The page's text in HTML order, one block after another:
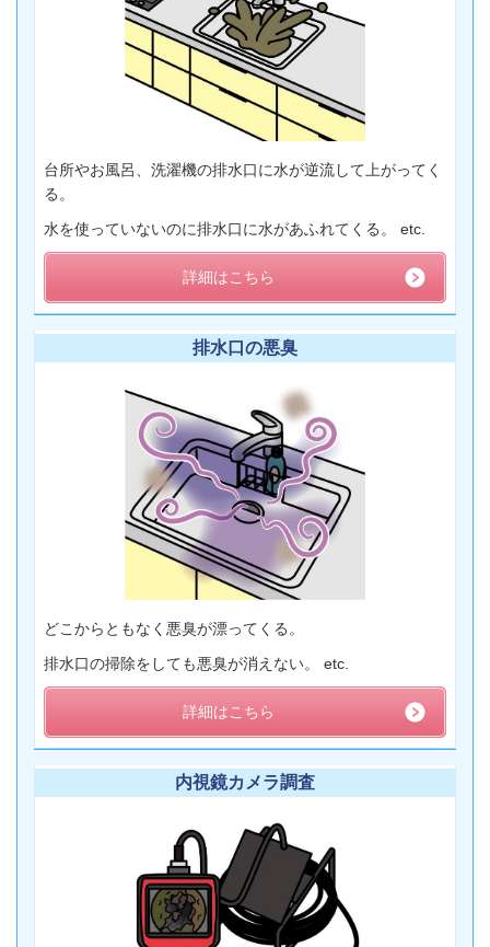
台所やお風呂、洗濯機の排水口に水が逆流して上がってく
る。
水を使っていないのに排水口に水があふれてくる。 etc.
詳細はこちら
排水口の悪臭
どこからともなく悪臭が漂ってくる。
排水口の掃除をしても悪臭が消えない。 etc.
詳細はこちら
内視鏡カメラ調査